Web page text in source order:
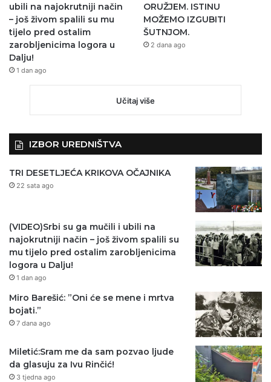
ubili na najokrutniji način
– još živom spalili su mu
tijelo pred ostalim
zarobljenicima logora u
Dalju!
1 dan ago
ORUŽJEM. ISTINU
MOŽEMO IZGUBITI
ŠUTNJOM.
2 dana ago
Učitaj više
IZBOR UREDNIŠTVA
TRI DESETLJEĆA KRIKOVA OČAJNIKA
22 sata ago
(VIDEO)Srbi su ga mučili i ubili na
najokrutniji način – još živom spalili su
mu tijelo pred ostalim zarobljenicima
logora u Dalju!
1 dan ago
Miro Barešić: ”Oni će se mene i mrtva
bojati.”
7 dana ago
Miletić:Sram me da sam pozvao ljude
da glasuju za Ivu Rinčić!
3 tjedna ago